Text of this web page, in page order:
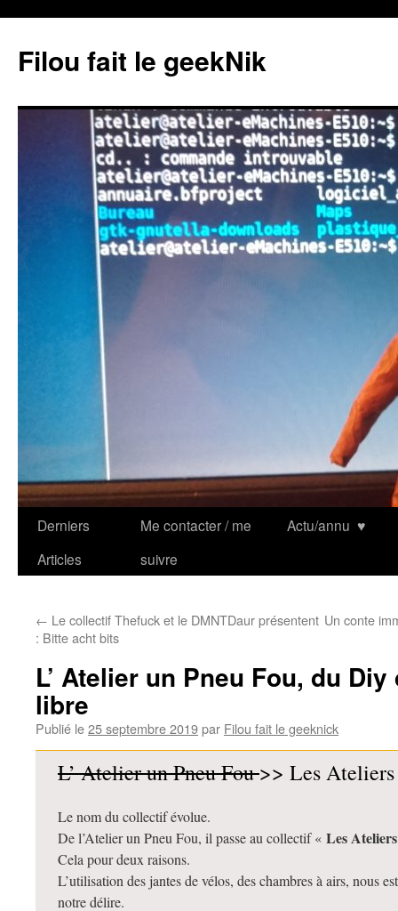
contenu
Filou fait le geekNik
Derniers
Articles
Me contacter / me
suivre
Actu/annu ♥
← Le collectif Thefuck et le DMNTDaur présentent
: Bitte acht bits
Un conte
L’ Atelier un Pneu Fou, du
libre
Publié le25 septembre 2019par Filou fait le geeknick
L’ Atelier un Pneu Fou>> Les
Le nom du collectif évolue.
De l’Atelier un Pneu Fou, il passe au collectif « Les
Cela pour deux raisons.
L’utilisation des jantes de vélos, des chambres à airs, nous
notre délire.